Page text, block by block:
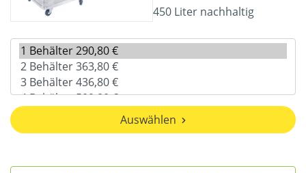
450 Liter nachhaltig
Auswählen